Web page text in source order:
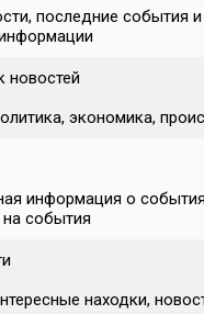
последние события и
новостей
экономика,
информация о
события
находки,